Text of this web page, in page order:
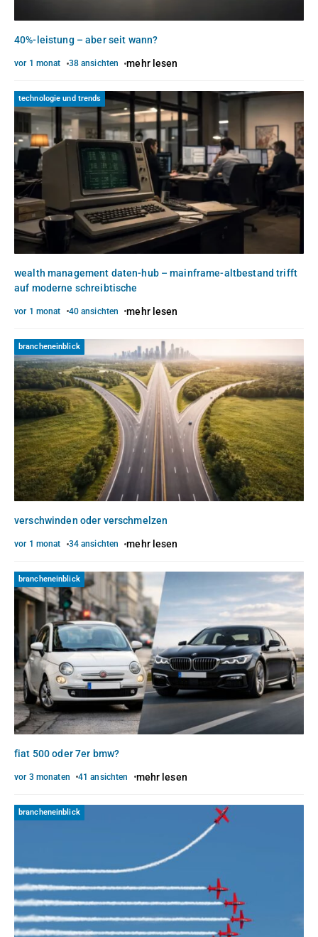
40%-leistung – aber seit wann?
vor 1 monat 38 ansichten mehr lesen
technologie und trends
wealth management daten-hub – mainframe-altbestand trifft
auf moderne schreibtische
vor 1 monat 40 ansichten mehr lesen
brancheneinblick
verschwinden oder verschmelzen
vor 1 monat 34 ansichten mehr lesen
brancheneinblick
fiat 500 oder 7er bmw?
vor 3 monaten 41 ansichten mehr lesen
brancheneinblick